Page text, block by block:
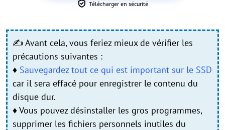
Télécharger en sécurité
✍ Avant cela, vous feriez mieux de vérifier les
précautions suivantes :
♦ Sauvegardez tout ce qui est important sur le SSD
car il sera effacé pour enregistrer le contenu du
disque dur.
♦ Vous pouvez désinstaller les gros programmes,
supprimer les fichiers personnels inutiles du